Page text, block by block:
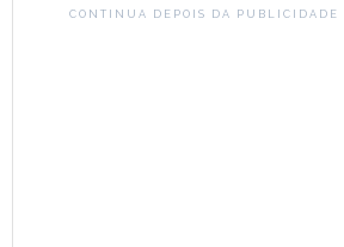
CONTINUA DEPOIS DA PUBLICIDADE